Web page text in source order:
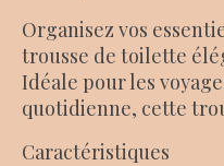
Organisez vos
trousse de toilette
Idéale pour les
quotidienne, cette
Caractéristiques